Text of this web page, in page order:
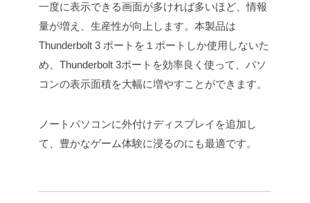
一度に表示できる画面が多ければ多いほど、情報
量が増え、生産性が向上します。本製品は
Thunderbolt 3 ポートを１ポートしか使用しないた
め、Thunderbolt 3ポートを効率良く使って、パソ
コンの表示面積を大幅に増やすことができます。
ノートパソコンに外付けディスプレイを追加し
て、豊かなゲーム体験に浸るのにも最適です。